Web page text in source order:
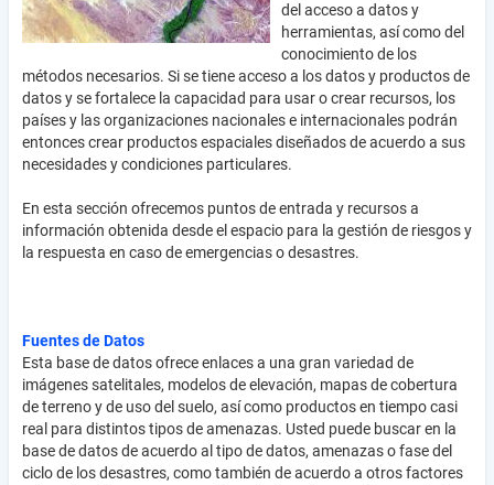
del acceso a datos y
herramientas, así como del
conocimiento de los
métodos necesarios. Si se tiene acceso a los datos y productos de
datos y se fortalece la capacidad para usar o crear recursos, los
países y las organizaciones nacionales e internacionales podrán
entonces crear productos espaciales diseñados de acuerdo a sus
necesidades y condiciones particulares.
En esta sección ofrecemos puntos de entrada y recursos a
información obtenida desde el espacio para la gestión de riesgos y
la respuesta en caso de emergencias o desastres.
Fuentes de Datos
Esta base de datos ofrece enlaces a una gran variedad de
imágenes satelitales, modelos de elevación, mapas de cobertura
de terreno y de uso del suelo, así como productos en tiempo casi
real para distintos tipos de amenazas. Usted puede buscar en la
base de datos de acuerdo al tipo de datos, amenazas o fase del
ciclo de los desastres, como también de acuerdo a otros factores